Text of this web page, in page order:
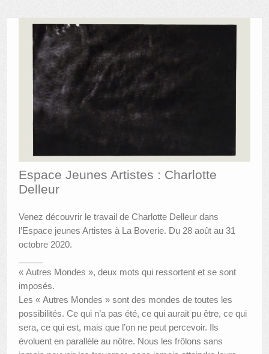
MUSÉE GRÉTRY
MUSÉE DU LUMINAIRE
FONDS PATRIMONIAUX
AUTRES LIEUX
PUBLICATIONS
LES APPELS À PROJETS
Espace Jeunes Artistes : Charlotte
Delleur
Venez découvrir le travail de Charlotte Delleur dans
l’Espace jeunes Artistes à La Boverie. Du 28 août au 31
octobre 2020.
« Autres Mondes », deux mots qui ressortent et se sont
imposés.
Les « Autres Mondes » sont des mondes de toutes les
possibilités. Ce qui n’a pas été, ce qui aurait pu être, ce qui
sera, ce qui est, mais que l’on ne peut percevoir. Ils
évoluent en parallèle au nôtre. Nous les frôlons sans